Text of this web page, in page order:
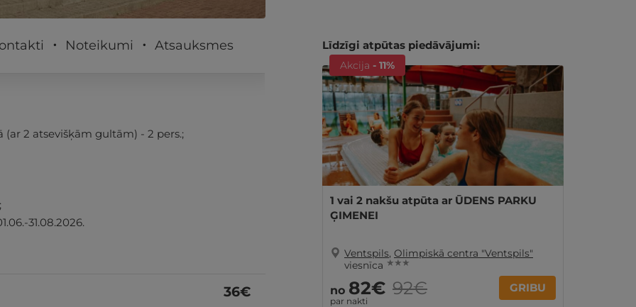
Noteikumi Atsauksmes
2 atsevišķām gultām) - 2 pers.;
31.08.2026.
36€
Līdzīgi atpūtas piedāvājumi:
Akcija - 11%
1 vai 2 nakšu atpūta ar ŪDENS PARKU
ĢIMENEI
Ventspils, Olimpiskā centra "Ventspils"
viesnīca ★ ★ ★
no 82€
par nakti
92€ GRIBU